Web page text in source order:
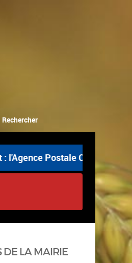
Rechercher
Postale Communale est
DE LA MAIRIE